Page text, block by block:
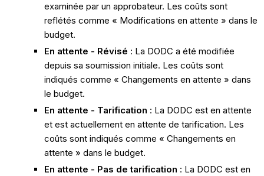
examinée par un approbateur. Les coûts sont
reflétés comme « Modifications en attente » dans le
budget.
En attente - Révisé : La DODC a été modifiée
depuis sa soumission initiale. Les coûts sont
indiqués comme « Changements en attente » dans
le budget.
En attente - Tarification : La DODC est en attente
et est actuellement en attente de tarification. Les
coûts sont indiqués comme « Changements en
attente » dans le budget.
En attente - Pas de tarification : La DODC est en